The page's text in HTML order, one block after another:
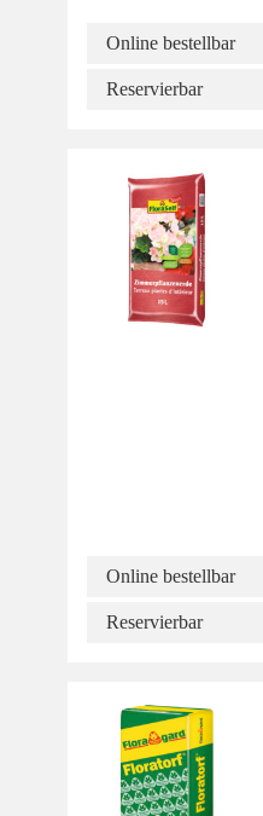
Online bestellbar
Reservierbar
Online bestellbar
Reservierbar